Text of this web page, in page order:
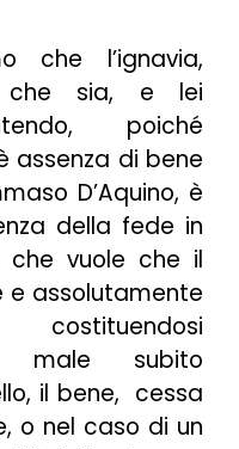
che l’ignavia,
sia, e lei
poiché
assenza di bene
D’Aquino, è
della fede in
vuole che il
e assolutamente
male subito
il bene, cessa
o nel caso di un